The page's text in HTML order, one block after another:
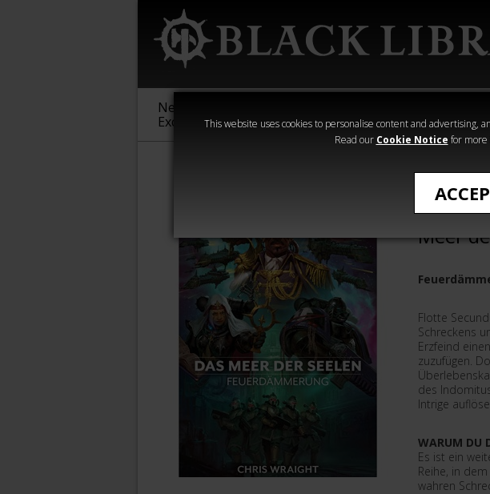
This website uses cookies to personalise content and advertising,
Read our Cookie Notice for more
New &
Exclusive
Sigmar
40,000
Heresy
Meer
Flotte
Schreckens
Erzfeind
zuzufügen.
des
Intrige
WARUM DU
Es ist ein
Reihe, in
wahren